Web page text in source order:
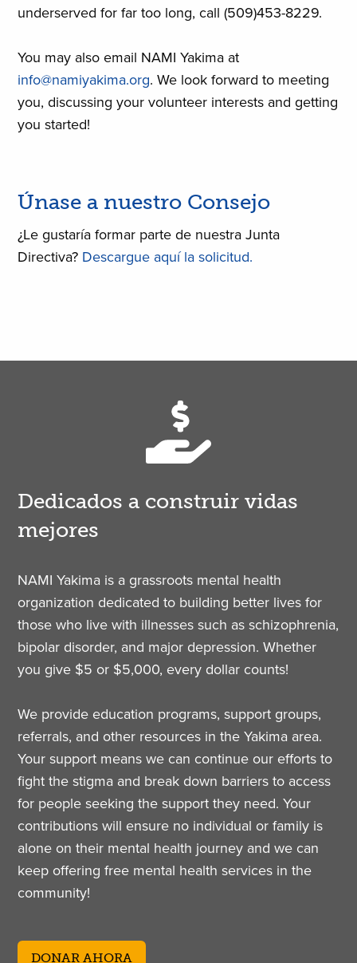
underserved for far too long, call (509)453-8229.
You may also email NAMI Yakima at
info@namiyakima.org. We look forward to meeting
you, discussing your volunteer interests and getting
you started!
Únase a nuestro Consejo
¿Le gustaría formar parte de nuestra Junta
Directiva? Descargue aquí la solicitud.
Dedicados a construir vidas
mejores
NAMI Yakima is a grassroots mental health
organization dedicated to building better lives for
those who live with illnesses such as schizophrenia,
bipolar disorder, and major depression. Whether
you give $5 or $5,000, every dollar counts!
We provide education programs, support groups,
referrals, and other resources in the Yakima area.
Your support means we can continue our efforts to
fight the stigma and break down barriers to access
for people seeking the support they need. Your
contributions will ensure no individual or family is
alone on their mental health journey and we can
keep offering free mental health services in the
community!